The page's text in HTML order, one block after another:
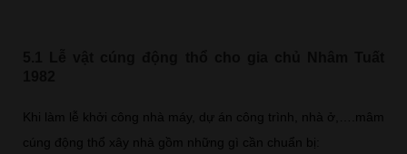
Khi làm lễ khởi công nhà máy, dự án công trình, nhà ở,….mâm
cúng động thổ xây nhà gồm những gì cần chuẩn bị: